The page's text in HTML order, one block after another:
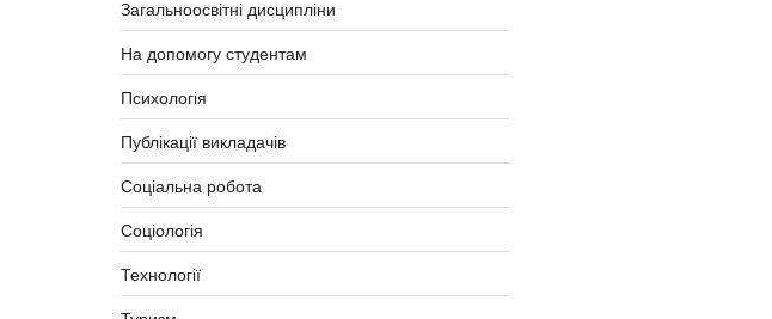
Загальноосвітні дисципліни
На допомогу студентам
Психологія
Публікації викладачів
Соціальна робота
Соціологія
Технології